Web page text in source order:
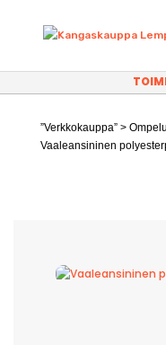
”Verkkokauppa”>
Vaaleansininen